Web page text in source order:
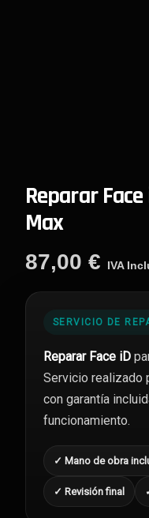
Reparar
Max
87,00 € IVA
SERVICIO DE
Reparar Face iD
Servicio realizado
con garantía
funcionamiento.
✓ Mano de obra
✓ Revisión final